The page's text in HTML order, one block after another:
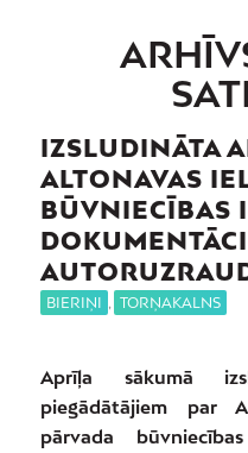
IZSLUDINĀTA
ALTONAVAS
BŪVNIECĪBAS
BIERIŅI , TORŅAKALNS
Aprīļa sākumā
piegādātājiem par
pārvada